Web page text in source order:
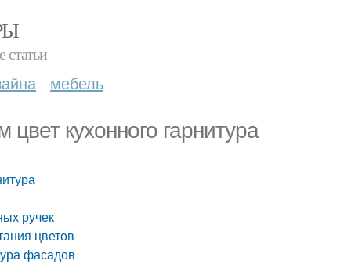
статьи
мебель
кухонного гарнитура
ручек
цветов
фасадов